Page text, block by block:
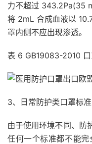
力不超过 343.2Pa(35
将 2mL 合成血液以
罩内侧不应出现渗透。
表 6 GB19083-2010
3、日常防护类口罩标准
由于使用环境不同、防
任何一个标准都不能完